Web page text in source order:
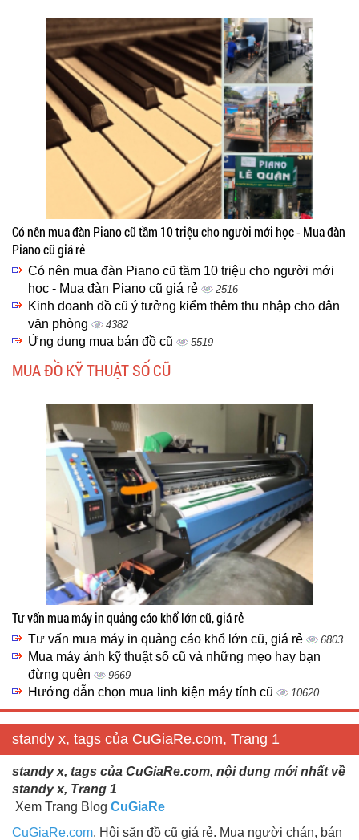
Có nên mua đàn Piano cũ tầm 10 triệu cho người mới học - Mua đàn
Piano cũ giá rẻ
Có nên mua đàn Piano cũ tầm 10 triệu cho người mới
học - Mua đàn Piano cũ giá rẻ
2516
Kinh doanh đồ cũ ý tưởng kiểm thêm thu nhập cho dân
văn phòng
4382
Ứng dụng mua bán đồ cũ 5519
MUA ĐỒ KỸ THUẬT SỐ CŨ
Tư vấn mua máy in quảng cáo khổ lớn cũ, giá rẻ
Tư vấn mua máy in quảng cáo khổ lớn cũ, giá rẻ 6803
Mua máy ảnh kỹ thuật số cũ và những mẹo hay bạn
đừng quên
9669
Hướng dẫn chọn mua linh kiện máy tính cũ 10620
standy x, tags của CuGiaRe.com, Trang 1
standy x, tags của CuGiaRe.com, nội dung mới nhất về
standy x, Trang 1
Xem Trang Blog CuGiaRe
CuGiaRe.com. Hội săn đồ cũ giá rẻ. Mua người chán, bán